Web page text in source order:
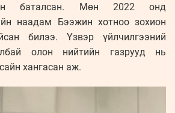
баталсан. Мөн 2022 онд
наадам Бээжин хотноо зохион
билээ. Үзвэр үйлчилгээний
олон нийтийн газрууд нь
хангасан аж.